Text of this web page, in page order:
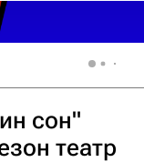
сон"
театр